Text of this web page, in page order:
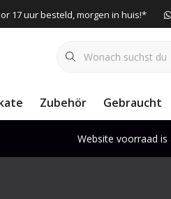
17 uur besteld, morgen in huis!*
Zubehör Gebraucht
Website voorraad